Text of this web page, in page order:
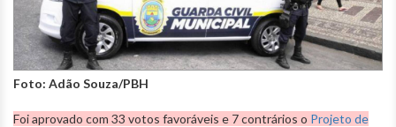
Foto: Adão Souza/PBH
Foi aprovado com 33 votos favoráveis e 7 contrários o Projeto de